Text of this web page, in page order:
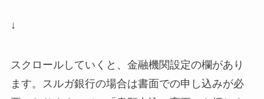
↓
スクロールしていくと、金融機関設定の欄があり
ます。スルガ銀行の場合は書面での申し込みが必